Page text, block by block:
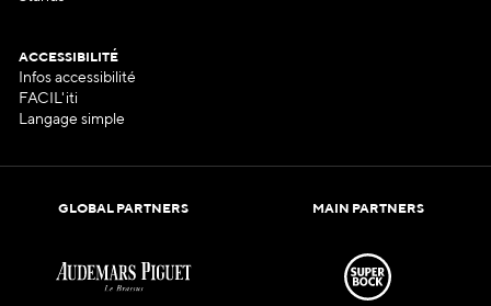
ACCESSIBILITÉ
Infos accessibilité
FACIL'iti
Langage simple
GLOBAL PARTNERS MAIN PARTNERS